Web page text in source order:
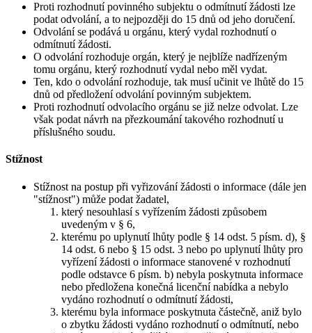
Proti rozhodnutí povinného subjektu o odmítnutí žádosti lze
podat odvolání, a to nejpozději do 15 dnů od jeho doručení.
Odvolání se podává u orgánu, který vydal rozhodnutí o
odmítnutí žádosti.
O odvolání rozhoduje orgán, který je nejblíže nadřízeným
tomu orgánu, který rozhodnutí vydal nebo měl vydat.
Ten, kdo o odvolání rozhoduje, tak musí učinit ve lhůtě do 15
dnů od předložení odvolání povinným subjektem.
Proti rozhodnutí odvolacího orgánu se již nelze odvolat. Lze
však podat návrh na přezkoumání takového rozhodnutí u
příslušného soudu.
Stížnost
Stížnost na postup při vyřizování žádosti o informace (dále jen
"stížnost") může podat žadatel,
který nesouhlasí s vyřízením žádosti způsobem
uvedeným v § 6,
kterému po uplynutí lhůty podle § 14 odst. 5 písm. d), §
14 odst. 6 nebo § 15 odst. 3 nebo po uplynutí lhůty pro
vyřízení žádosti o informace stanovené v rozhodnutí
podle odstavce 6 písm. b) nebyla poskytnuta informace
nebo předložena konečná licenční nabídka a nebylo
vydáno rozhodnutí o odmítnutí žádosti,
kterému byla informace poskytnuta částečně, aniž bylo
o zbytku žádosti vydáno rozhodnutí o odmítnutí, nebo